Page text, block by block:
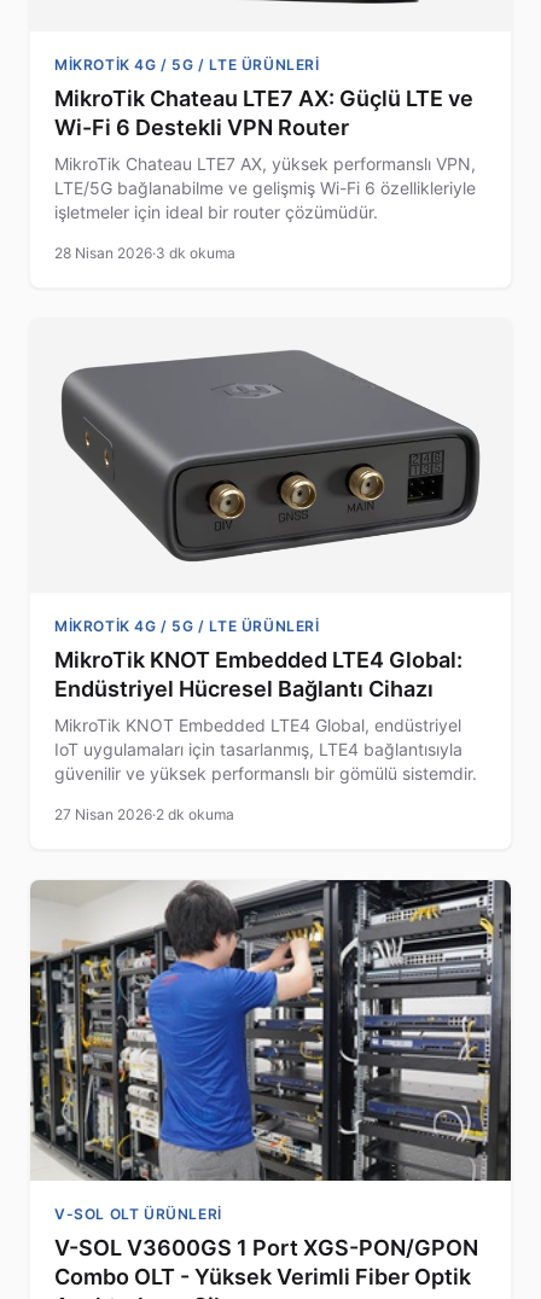
MIKROTIK 4G / 5G / LTE ÜRÜNLERI
MikroTik Chateau LTE7 AX: Güçlü LTE ve
Wi-Fi 6 Destekli VPN Router
MikroTik Chateau LTE7 AX, yüksek performanslı VPN,
LTE/5G bağlanabilme ve gelişmiş Wi-Fi 6 özellikleriyle
işletmeler için ideal bir router çözümüdür.
28 Nisan 2026·3 dk okuma
MIKROTIK 4G / 5G / LTE ÜRÜNLERI
MikroTik KNOT Embedded LTE4 Global:
Endüstriyel Hücresel Bağlantı Cihazı
MikroTik KNOT Embedded LTE4 Global, endüstriyel
IoT uygulamaları için tasarlanmış, LTE4 bağlantısıyla
güvenilir ve yüksek performanslı bir gömülü sistemdir.
27 Nisan 2026·2 dk okuma
V-SOL OLT ÜRÜNLERI
V-SOL V3600GS 1 Port XGS-PON/GPON
Combo OLT - Yüksek Verimli Fiber Optik